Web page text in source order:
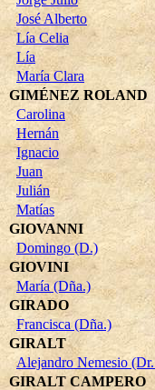
José Alberto
Lía Celia
Lía
María Clara
GIMÉNEZ ROLAND
Carolina
Hernán
Ignacio
Juan
Julián
Matías
GIOVANNI
Domingo (D.)
GIOVINI
María (Dña.)
GIRADO
Francisca (Dña.)
GIRALT
Alejandro Nemesio
GIRALT CAMPERO